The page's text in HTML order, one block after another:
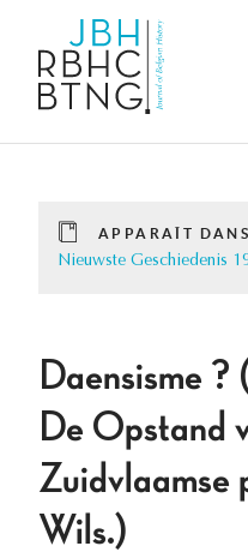
APPARAÎT DANS
Nieuwste Geschiedenis
Daensisme ?
De Opstand
Zuidvlaamse
Wils.)